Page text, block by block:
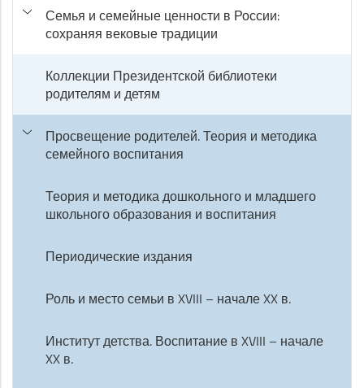
Семья и семейные ценности в России:
сохраняя вековые традиции
Коллекции Президентской библиотеки
родителям и детям
Просвещение родителей. Теория и методика
семейного воспитания
Теория и методика дошкольного и младшего
школьного образования и воспитания
Периодические издания
Роль и место семьи в XVIII – начале XX в.
Институт детства. Воспитание в XVIII – начале
XX в.